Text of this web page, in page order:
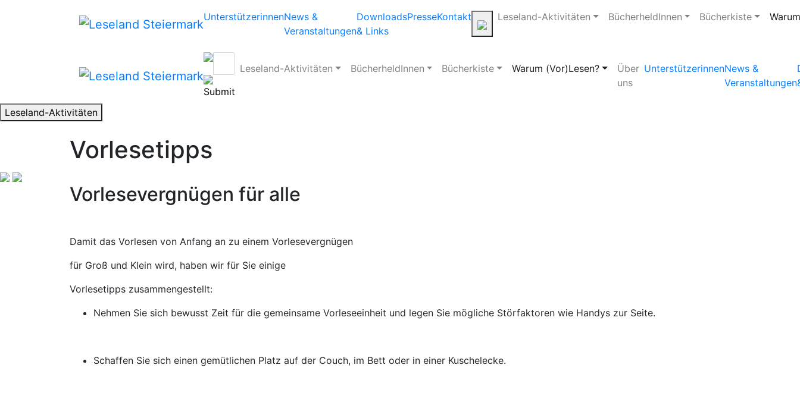
UnterstützerinnenNews &
Veranstaltungen
Downloads
& Links
PresseKontakt Leseland-Aktivitäten BücherheldInnen Bücherkiste
Leseland-Aktivitäten BücherheldInnen Bücherkiste Warum (Vor)Lesen?
Über
uns
UnterstützerinnenNews &
Veranstaltungen
Leseland-Aktivitäten
Vorlesetipps
Vorlesevergnügen für alle
Damit das Vorlesen von Anfang an zu einem Vorlesevergnügen
für Groß und Klein wird, haben wir für Sie einige
Vorlesetipps zusammengestellt:
Nehmen Sie sich bewusst Zeit für die gemeinsame Vorleseeinheit und legen Sie mögliche Störfaktoren wie Handys zur Seite.
Schaffen Sie sich einen gemütlichen Platz auf der Couch, im Bett oder in einer Kuschelecke.